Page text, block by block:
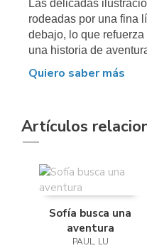
Las delicadas
rodeadas por una fina
debajo, lo que
una historia de
Quiero saber más
Artículos
Sofía busca una
aventura
PAUL, LU